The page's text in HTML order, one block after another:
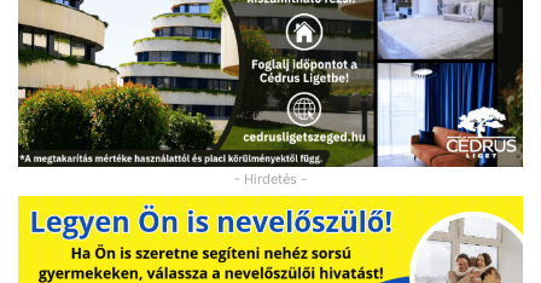
- Hirdetés -